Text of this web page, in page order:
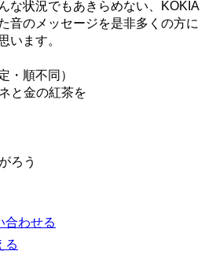
な状況でもあきらめない、KOKIA
音のメッセージを是非多くの方に
います。
・順不同）
と金の紅茶を
ろう
合わせる
る